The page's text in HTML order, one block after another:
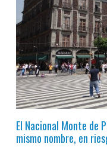
El Nacional Monte de
mismo nombre, en